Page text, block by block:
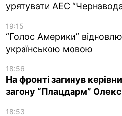
урятувати АЕС
19:15
“Голос Америки”
українською мовою
18:56
На фронті загинув
загону “Плацдарм”
18:53